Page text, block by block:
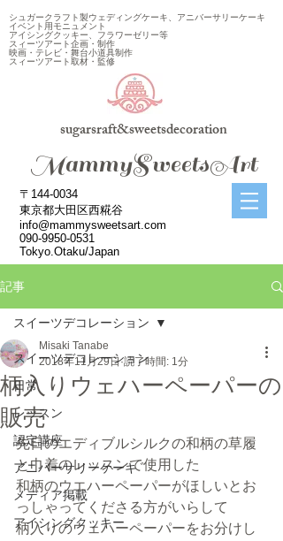
シュガークラフト製ウェディングケーキ、アニバーサリーケーキ
イベント用モニュメント
アイシングクッキー、フラワーゼリー等
スィーツアート企画・制作
映画・テレビ・舞台小道具制作
スィーツアート取材・監修
sugarsraft&sweetsdecoration
​MammySweetsArt
〒144-0034
東京都大田区西糀谷
info@mammysweetsart.com
090-9950-0531
Tokyo.Otaku/Japan
記事
スイーツデコレーション
日常
レッスン
認定講座
アニバーサリーケーキ
メディア掲載
アイシングクッキー
スイーツデコレーション
柄入りウェハーペーパーの
販売
Misaki Tanabe
2018年11月29日 読了時間: 1分
先日のエディブルシルクの和柄の草履
と巾着のレッスンで使用した
和柄のウエハーペーパーがほしいとお
っしゃってくださる方がいらして
柄入りのウェハーペーパーをお分けし